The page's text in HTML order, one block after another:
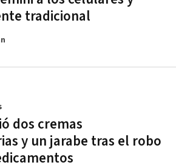
tradicional
dos cremas
y un jarabe tras el robo